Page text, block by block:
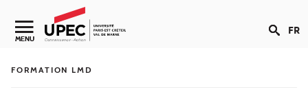
Aller au contenu
Navigation secondaire
MENU FR
FORMATION LMD